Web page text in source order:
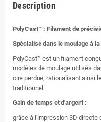
Description
PolyCast™ : Filament de
Spécialisé dans le moulage à
PolyCast™ est un filament
modèles de moulage utilisés
cire perdue, rationalisant ainsi
traditionnel.
Gain de temps et d'argent :
grâce à l'impression 3D directe